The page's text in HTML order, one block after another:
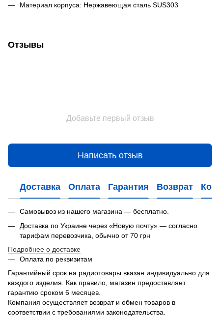
Материал корпуса: Нержавеющая сталь SUS303
Отзывы
Добавьте первый отзыв
Написать отзыв
Доставка Оплата Гарантия Возврат
Самовывоз из нашего магазина — бесплатно.
Доставка по Украине через «Новую почту» — согласно
тарифам перевозчика, обычно от 70 грн
Подробнее о доставке
Оплата по реквизитам
Гарантийный срок на радиотовары вказан индивидуально для
каждого изделия. Как правило, магазин предоставляет
гарантию сроком 6 месяцев.
Компания осуществляет возврат и обмен товаров в
соответствии с требованиями законодательства.